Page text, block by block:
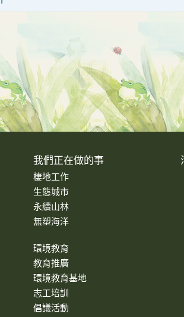
我們正在做的事
棲地工作
生態城市
永續山林
無塑海洋
環境教育
教育推廣
環境教育基地
志工培訓
倡議活動